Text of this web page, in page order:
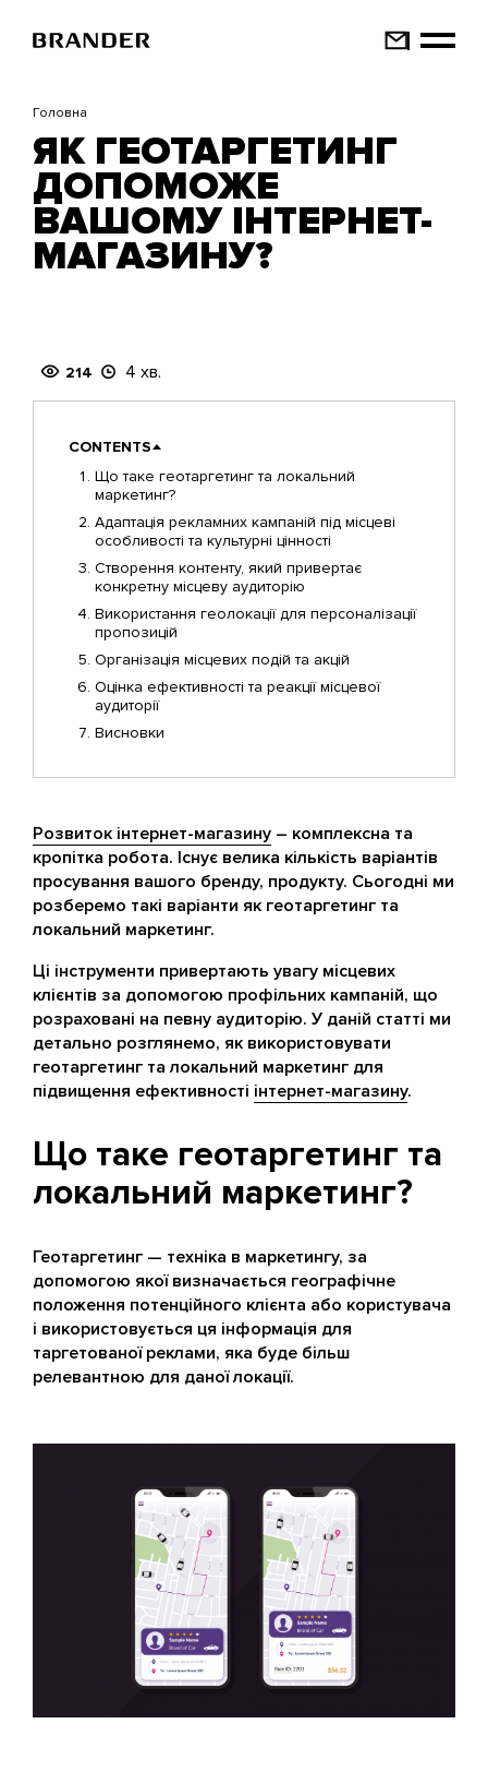
основного
Головна
ЯК ГЕОТАРГЕТИНГ
ДОПОМОЖЕ
ВАШОМУ ІНТЕРНЕТ-
МАГАЗИНУ?
214 4 хв.
CONTENTS
Що таке геотаргетинг та локальний
маркетинг?
Адаптація рекламних кампаній під місцеві
особливості та культурні цінності
Створення контенту, який привертає
конкретну місцеву аудиторію
Використання геолокації для персоналізації
пропозицій
Організація місцевих подій та акцій
Оцінка ефективності та реакції місцевої
аудиторії
Висновки
Розвиток інтернет-магазину – комплексна та
кропітка робота. Існує велика кількість варіантів
просування вашого бренду, продукту. Сьогодні ми
розберемо такі варіанти як геотаргетинг та
локальний маркетинг.
Ці інструменти привертають увагу місцевих
клієнтів за допомогою профільних кампаній, що
розраховані на певну аудиторію. У даній статті ми
детально розглянемо, як використовувати
геотаргетинг та локальний маркетинг для
підвищення ефективності інтернет-магазину.
Що таке геотаргетинг та
локальний маркетинг?
Геотаргетинг — техніка в маркетингу, за
допомогою якої визначається географічне
положення потенційного клієнта або користувача
і використовується ця інформація для
таргетованої реклами, яка буде більш
релевантною для даної локації.